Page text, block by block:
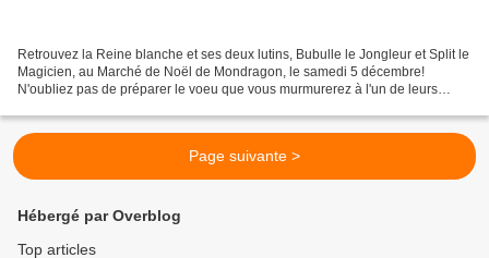
Retrouvez la Reine blanche et ses deux lutins, Bubulle le Jongleur et Split le
Magicien, au Marché de Noël de Mondragon, le samedi 5 décembre!
N'oubliez pas de préparer le voeu que vous murmurerez à l'un de leurs
Page suivante >
Hébergé par Overblog
Top articles